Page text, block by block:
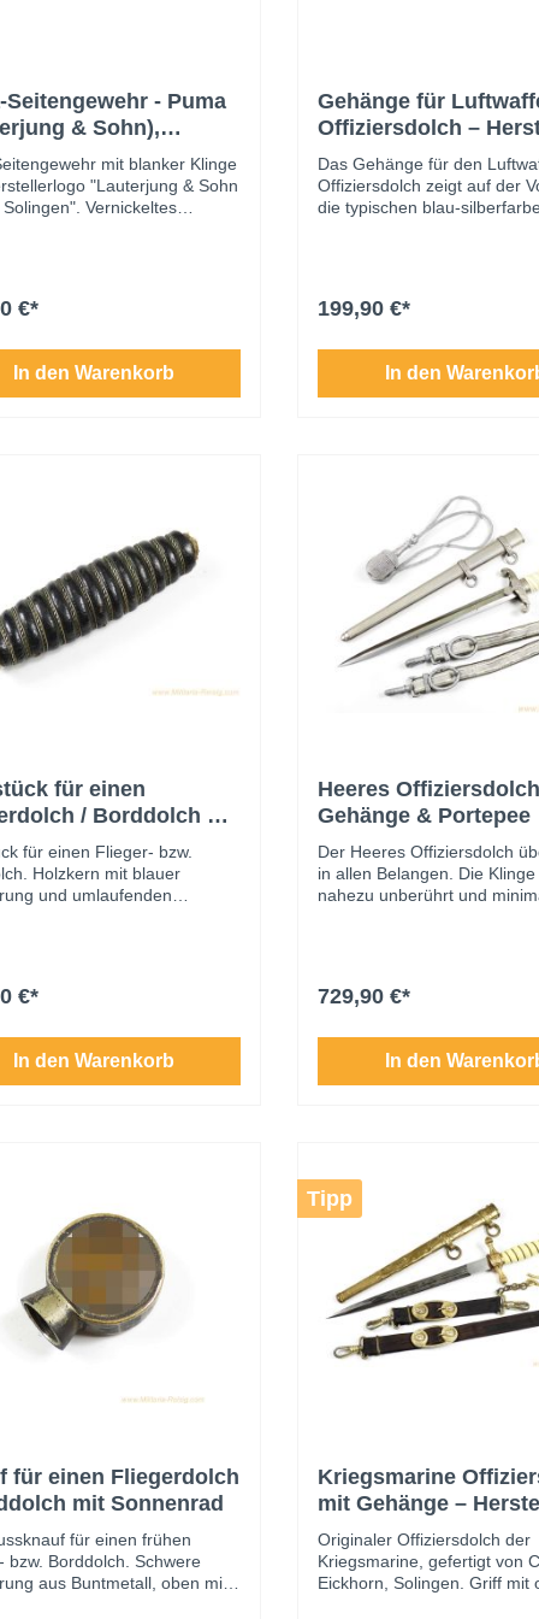
Seitengewehr - Puma
& Sohn),
mit blanker Klinge
"Lauterjung & Sohn
Solingen". Vernickeltes
€*
In den Warenkorb
Gehänge für
Offiziersdolch –
Assmann & Söhne
Das Gehänge für den
Offiziersdolch zeigt auf der
die typischen blau-
mit dem Herstellerzeichen
Das Gehänge ist mit einer
Koppelschlaufe aus Leder
199,90 €*
In den
für einen
/ Borddolch mit
für einen Flieger- bzw.
Holzkern mit blauer
und umlaufenden
€*
In den Warenkorb
Heeres
Gehänge & Portepee
Der Heeres Offiziersdolch
in allen Belangen. Die Klinge
nahezu unberührt und
annähernd 100%. Sehr guter
729,90 €*
In den
für einen Fliegerdolch
mit Sonnenrad
für einen frühen
bzw. Borddolch. Schwere
aus Buntmetall, oben mit
Tipp
Kriegsmarine
mit Gehänge –
Carl Eickhorn,
Originaler Offiziersdolch der
Kriegsmarine, gefertigt von
Eickhorn, Solingen. Griff mit